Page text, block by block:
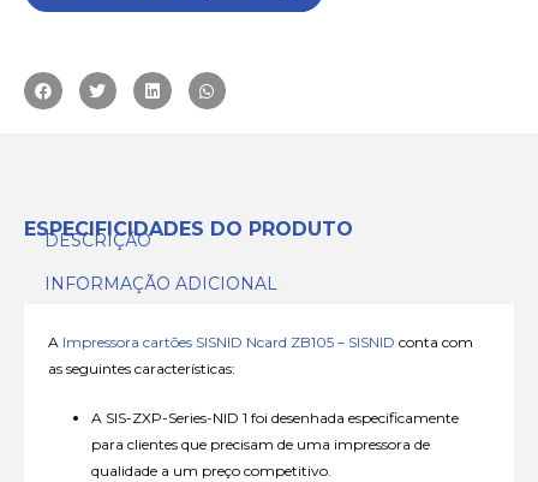
ESPECIFICIDADES DO PRODUTO
DESCRIÇÃO
INFORMAÇÃO ADICIONAL
A Impressora cartões SISNID Ncard ZB105 – SISNID conta com
as seguintes características:
A SIS-ZXP-Series-NID 1 foi desenhada especificamente
para clientes que precisam de uma impressora de
qualidade a um preço competitivo.